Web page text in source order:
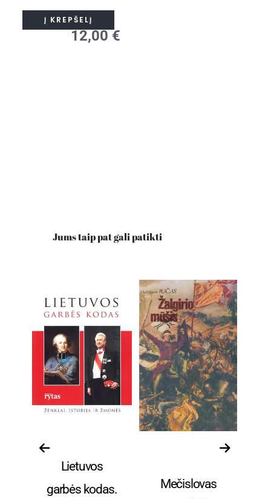
kiekis:
EdgarasĮ KREPŠELĮ
12,00 €
Jums taip pat gali patikti
Lietuvos
garbės kodas.
Mečislovas